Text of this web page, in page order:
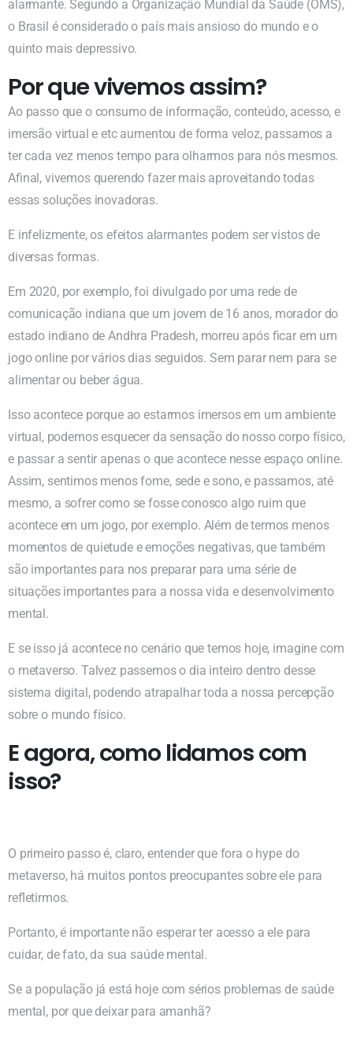
alarmante. Segundo a Organização Mundial da Saúde (OMS),
o Brasil é considerado o país mais ansioso do mundo e o
quinto mais depressivo.
Por que vivemos assim?
Ao passo que o consumo de informação, conteúdo, acesso, e
imersão virtual e etc aumentou de forma veloz, passamos a
ter cada vez menos tempo para olharmos para nós mesmos.
Afinal, vivemos querendo fazer mais aproveitando todas
essas soluções inovadoras.
E infelizmente, os efeitos alarmantes podem ser vistos de
diversas formas.
Em 2020, por exemplo, foi divulgado por uma rede de
comunicação indiana que um jovem de 16 anos, morador do
estado indiano de Andhra Pradesh, morreu após ficar em um
jogo online por vários dias seguidos. Sem parar nem para se
alimentar ou beber água.
Isso acontece porque ao estarmos imersos em um ambiente
virtual, podemos esquecer da sensação do nosso corpo físico,
e passar a sentir apenas o que acontece nesse espaço online.
Assim, sentimos menos fome, sede e sono, e passamos, até
mesmo, a sofrer como se fosse conosco algo ruim que
acontece em um jogo, por exemplo. Além de termos menos
momentos de quietude e emoções negativas, que também
são importantes para nos preparar para uma série de
situações importantes para a nossa vida e desenvolvimento
mental.
E se isso já acontece no cenário que temos hoje, imagine com
o metaverso. Talvez passemos o dia inteiro dentro desse
sistema digital, podendo atrapalhar toda a nossa percepção
sobre o mundo físico.
E agora, como lidamos com
isso?
O primeiro passo é, claro, entender que fora o hype do
metaverso, há muitos pontos preocupantes sobre ele para
refletirmos.
Portanto, é importante não esperar ter acesso a ele para
cuidar, de fato, da sua saúde mental.
Se a população já está hoje com sérios problemas de saúde
mental, por que deixar para amanhã?